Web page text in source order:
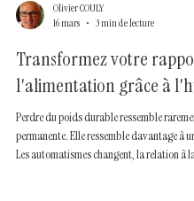
16 mars
3 min de lecture
Transformez votre